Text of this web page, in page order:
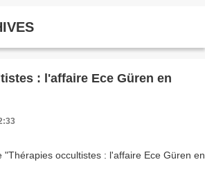
: l'affaire Ece Güren en